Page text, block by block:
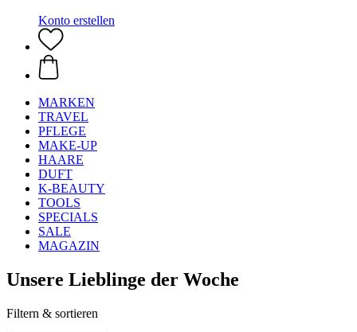
Konto erstellen
MARKEN
TRAVEL
PFLEGE
MAKE-UP
HAARE
DUFT
K-BEAUTY
TOOLS
SPECIALS
SALE
MAGAZIN
Unsere Lieblinge der Woche
Filtern & sortieren